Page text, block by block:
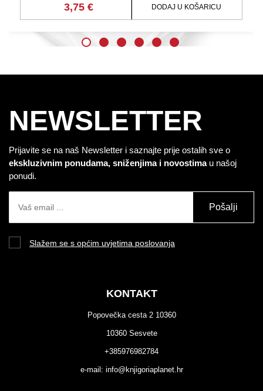
3,75 € DODAJ U KOŠARICU
NEWSLETTER
Prijavite se na naš Newsletter i saznajte prije ostalih sve o
ekskluzivnim ponudama, sniženjima i novostimau našoj
ponudi.
Pošalji
Slažem se s općim uvjetima poslovanja
KONTAKT
Popovečka cesta 2 10360
10360 Sesvete
+385976982784
e-mail: info@knjigoriaplanet.hr